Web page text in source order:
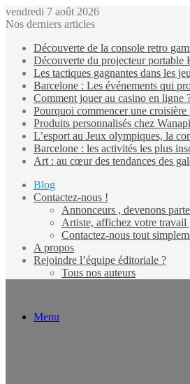
vendredi 7 août 2026
Nos derniers articles
Découverte de la console retro
Découverte du projecteur
Les tactiques gagnantes dans les
Barcelone : Les événements qui
Comment jouer au casino en ligne
Pourquoi commencer une croisière
Produits personnalisés chez
L’esport au Jeux olympiques, la
Barcelone : les activités les plus
Art : au cœur des tendances des
Blog
Contactez-nous !
Annonceurs , devenons
Artiste, affichez votre travail
Contactez-nous tout
A propos
Rejoindre l’équipe éditoriale ?
Tous nos auteurs
Menu